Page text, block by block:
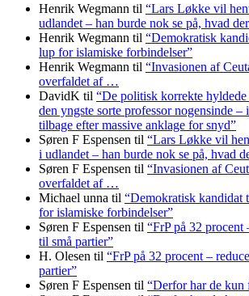
Henrik Wegmann til “Lars Løkke vil
udlandet – han burde nok se på, hvad
Henrik Wegmann til “Demokratisk
lup for islamiske forbindelser”
Henrik Wegmann til “Invasionen af
overfaldet af …
DavidK til “De politisk korrekte hyldede
den yngste sorte professor nogensinde –
tilbage efter massive anklage for snyd”
Søren F Espensen til “Lars Løkke vil
i udlandet – han burde nok se på, hvad
Søren F Espensen til “Invasionen af
overfaldet af …
Michael unna til “Demokratisk kandidat
for islamiske forbindelser”
Søren F Espensen til “FrP på 32 procent
til små partier”
H. Olesen til “FrP på 32 procent –
partier”
Søren F Espensen til “Derfor har de kun